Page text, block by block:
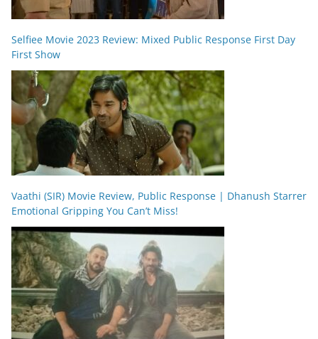
Selfiee Movie 2023 Review: Mixed Public Response First Day
First Show
Vaathi (SIR) Movie Review, Public Response | Dhanush Starrer
Emotional Gripping You Can’t Miss!